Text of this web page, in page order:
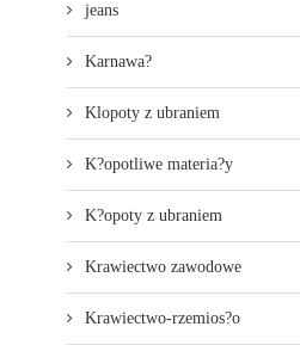
jeans
Karnawa?
Klopoty z ubraniem
K?opotliwe materia?y
K?opoty z ubraniem
Krawiectwo zawodowe
Krawiectwo-rzemios?o